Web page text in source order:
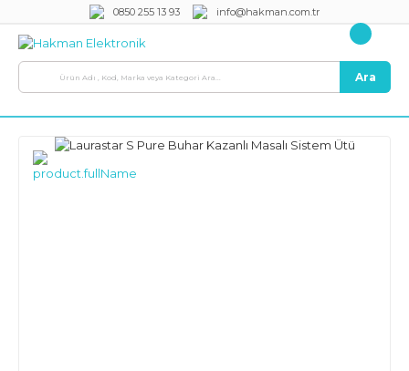
0850 255 13 93 info@hakman.com.tr
Ara